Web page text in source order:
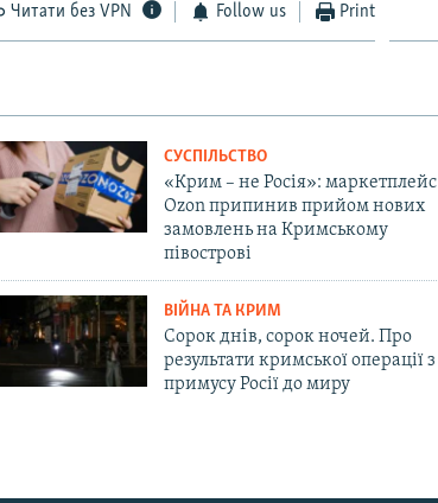
Читати без VPN Follow us Print
СУСПІЛЬСТВО
«Крим – не Росія»: маркетплейс
Ozon припинив прийом нових
замовлень на Кримському
півострові
ВІЙНА ТА КРИМ
Сорок днів, сорок ночей. Про
результати кримської операції з
примусу Росії до миру